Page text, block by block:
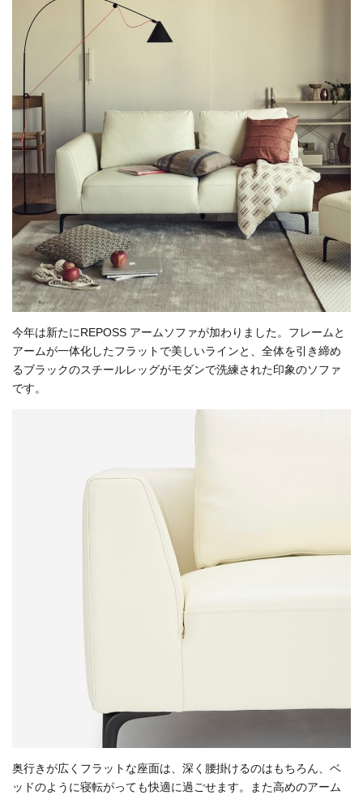
今年は新たにREPOSS アームソファが加わりました。フレームと
アームが一体化したフラットで美しいラインと、全体を引き締め
るブラックのスチールレッグがモダンで洗練された印象のソファ
です。
奥行きが広くフラットな座面は、深く腰掛けるのはもちろん、ベ
ッドのように寝転がっても快適に過ごせます。また高めのアーム